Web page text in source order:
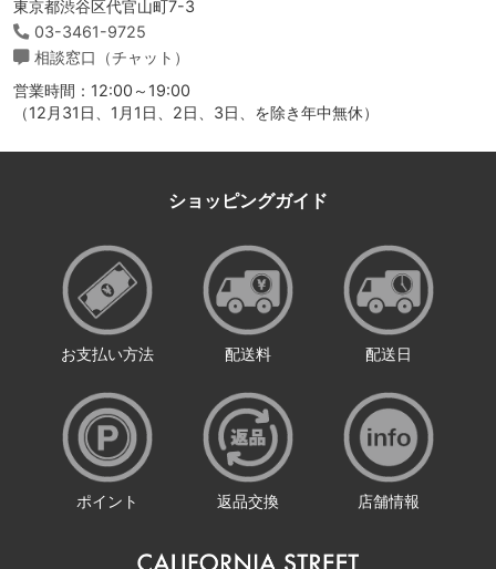
東京都渋谷区代官山町7-3
03-3461-9725
相談窓口（チャット）
営業時間：12:00～19:00
（12月31日、1月1日、2日、3日、を除き年中無休）
ショッピングガイド
お支払い方法 配送料 配送日
ポイント 返品交換 店舗情報